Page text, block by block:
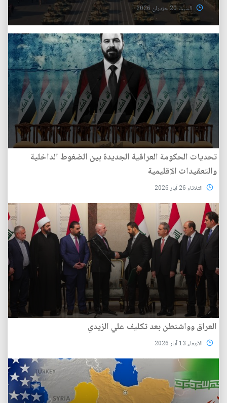
السبت 20 حزيران 2026
تحديات الحكومة العراقية الجديدة بين الضغوط الداخلية
والتعقيدات الإقليمية
الثلاثاء 26 آيار 2026
العراق وواشنطن بعد تكليف علي الزيدي
الأربعاء 13 آيار 2026